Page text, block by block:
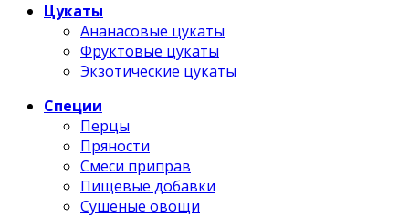
Цукаты
Ананасовые цукаты
Фруктовые цукаты
Экзотические цукаты
Специи
Перцы
Пряности
Смеси приправ
Пищевые добавки
Сушеные овощи